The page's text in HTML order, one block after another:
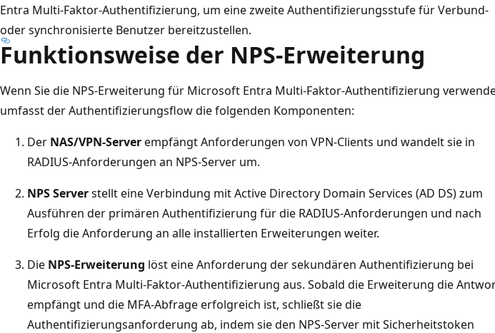
Entra Multi-Faktor-Authentifizierung, um eine zweite Authentifizierungsstufe für Verbund-
oder synchronisierte Benutzer bereitzustellen.
Funktionsweise der NPS-Erweiterung
Wenn Sie die NPS-Erweiterung für Microsoft Entra Multi-Faktor-Authentifizierung
umfasst der Authentifizierungsflow die folgenden Komponenten:
Der NAS/VPN-Serverempfängt Anforderungen von VPN-Clients und wandelt sie in
RADIUS-Anforderungen an NPS-Server um.
NPS Serverstellt eine Verbindung mit Active Directory Domain Services (AD DS) zum
Ausführen der primären Authentifizierung für die RADIUS-Anforderungen und nach
Erfolg die Anforderung an alle installierten Erweiterungen weiter.
Die NPS-Erweiterung löst eine Anforderung der sekundären Authentifizierung bei
Microsoft Entra Multi-Faktor-Authentifizierung aus. Sobald die Erweiterung die
empfängt und die MFA-Abfrage erfolgreich ist, schließt sie die
Authentifizierungsanforderung ab, indem sie den NPS-Server mit Sicherheitstoken